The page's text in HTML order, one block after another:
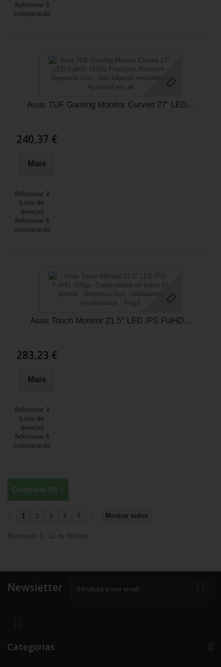
Adicionar à
comparação
Asus TUF Gaming Monitor Curved 27" LED...
240,37 €
Mais
Adicionar à
Lista de
desejos
Adicionar à
comparação
Asus Touch Monitor 21.5" LED IPS FulHD...
283,23 €
Mais
Adicionar à
Lista de
desejos
Adicionar à
comparação
Comparar (0)
Mostrar todos
1 2 3 4 5
Mostrando 1 - 12 de 50 itens
Newsletter
Categorias